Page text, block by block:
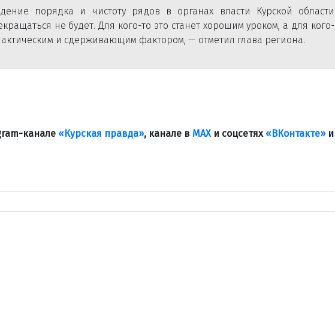
порядка и чистоту рядов в органах власти Курской области
не будет. Для кого-то это станет хорошим уроком, а для кого-
и сдерживающим фактором, — отметил глава региона.
канале «Курская правда», канале в МАХ и соцсетях «ВКонтакте»и